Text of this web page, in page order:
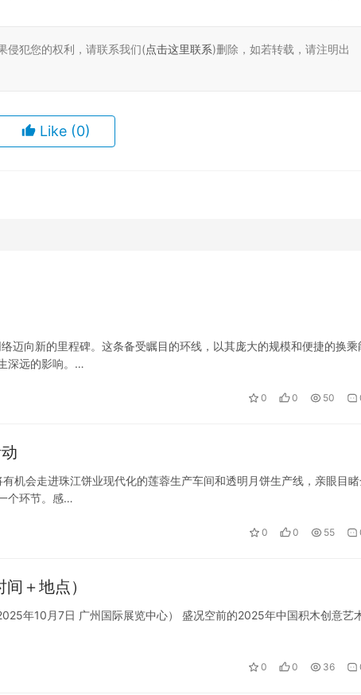
侵犯您的权利，请联系我们(点击这里联系)删除，如若转载，请注明出
Like (0)
迈向新的里程碑。这条备受瞩目的环线，以其庞大的规模和便捷的换乘
深远的影响。…
0 0 50
机会走进珠江饼业现代化的莲蓉生产车间和透明月饼生产线，亲眼目
个环节。感…
0 0 55
＋地点）
年10月7日 广州国际展览中心） 盛况空前的2025年中国积木创意艺
0 0 36